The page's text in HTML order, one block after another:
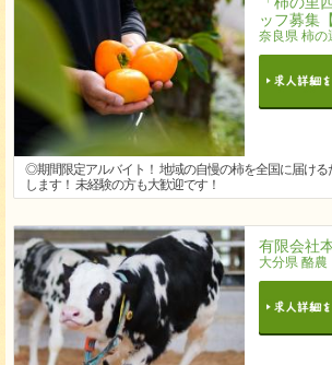
ッフ募集
奈良県 柿の
◎期間限定アルバイト！ 地域の自慢の柿を全国に届ける
します！ 未経験の方も大歓迎です！
有限会社
大分県 酪農